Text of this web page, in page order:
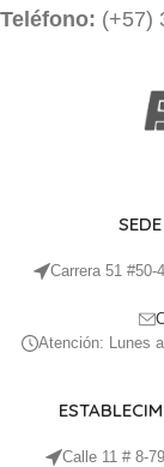
Teléfono: (+57)
Carrera 51
Atención: Lunes
Calle 11 # 8-